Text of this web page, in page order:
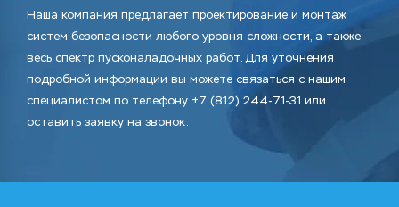
Наша компания предлагает проектирование и монтаж
систем безопасности любого уровня сложности, а также
весь спектр пусконаладочных работ. Для уточнения
подробной информации вы можете связаться с нашим
специалистом по телефону +7 (812) 244-71-31 или
оставить заявку на звонок.